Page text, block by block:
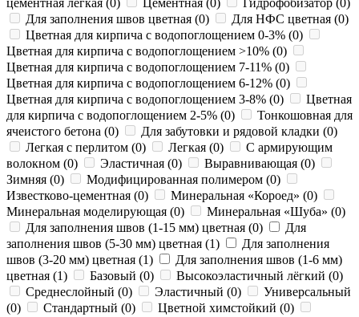
цементная легкая (0) Цементная (0) Гидрофобизатор (0)
Для заполнения швов цветная (0) Для НФС цветная (0)
Цветная для кирпича с водопоглощением 0-3% (0)
Цветная для кирпича с водопоглощением >10% (0)
Цветная для кирпича с водопоглощением 7-11% (0)
Цветная для кирпича с водопоглощением 6-12% (0)
Цветная для кирпича с водопоглощением 3-8% (0)
Цветная
для кирпича с водопоглощением 2-5% (0)
Тонкошовная для
ячеистого бетона (0) Для забутовки и рядовой кладки (0)
Легкая с перлитом (0) Легкая (0)
С армирующим
волокном (0) Эластичная (0) Выравнивающая (0)
Зимняя (0) Модифицированная полимером (0)
Известково-цементная (0) Минеральная «Короед» (0)
Минеральная моделирующая (0) Минеральная «Шуба» (0)
Для заполнения швов (1-15 мм) цветная (0)
Для
заполнения швов (5-30 мм) цветная (1)
Для заполнения
швов (3-20 мм) цветная (1)
Для заполнения швов (1-6 мм)
цветная (1) Базовый (0) Высокоэластичный лёгкий (0)
Среднеслойный (0) Эластичный (0)
Универсальный
(0) Стандартный (0) Цветной химстойкий (0)